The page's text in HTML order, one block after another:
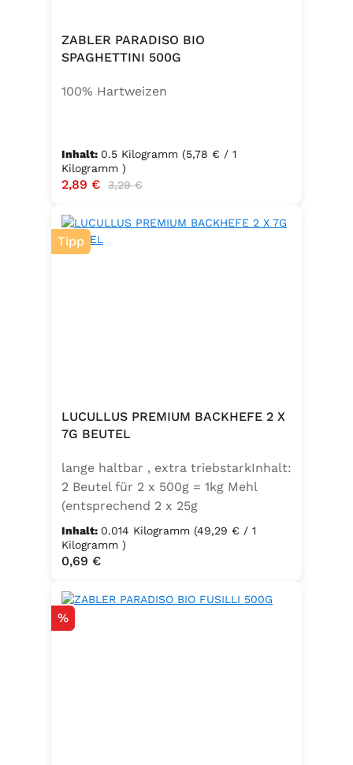
ZABLER PARADISO BIO
SPAGHETTINI 500G
100% Hartweizen
Inhalt: 0.5 Kilogramm (5,78 € / 1
Kilogramm )
Verkaufspreis:
2,89 € Regulärer Preis:
3,29 €
Tipp
LUCULLUS PREMIUM BACKHEFE 2 X
7G BEUTEL
lange haltbar , extra triebstarkInhalt:
2 Beutel für 2 x 500g = 1kg Mehl
(entsprechend 2 x 25g
Frischhefe)Zutaten: Trockenbackhefe
, Emulgator E491 (Unter
Schutzatmosphäre verpackt)
Inhalt: 0.014 Kilogramm (49,29 € / 1
Kilogramm )
Regulärer Preis:
0,69 €
Rabatt
%